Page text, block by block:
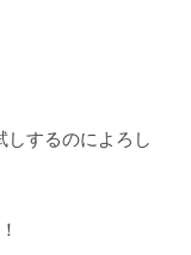
しするのによろし